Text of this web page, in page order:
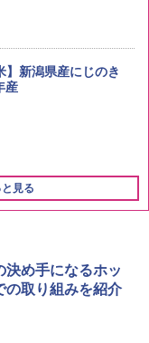
】新潟県産にじのき
産
見る
カ Nikka ウィスキ
ッカクリア ウヰス
ウィスキー】 大容量
ぶり 85g×12個 日清
ップ麺
ンレンジ 25L 一人
ラットテーブル ス
ュー19種搭載 角皿
決め手になるホッ
の取り組みを紹介